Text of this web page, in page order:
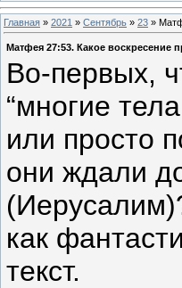
Главная » 2021 » Сентябрь » 23 »
Матфея 27:53. Какое воскресение
Во-первых,
“многие
или просто
они ждали
как
текст.